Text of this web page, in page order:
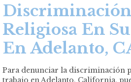
Religiosa En
En Adelanto,
Para denunciar la discriminación
trabajo en Adelanto, California,